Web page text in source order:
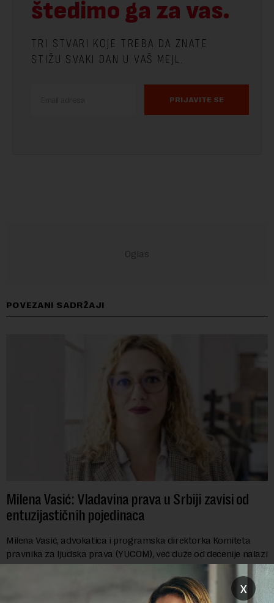
štedimo ga za vas.
TRI STVARI KOJE TREBA DA ZNATE
STIŽU SVAKI DAN U VAŠ MEJL.
PRIJAVITE SE
POVEZANI SADRŽAJI
Milena Vasić: Vladavina prava u Srbiji zavisi od
entuzijastičnih pojedinaca
Milena Vasić, advokatica i programska direktorka Komiteta
pravnika za ljudska prava (YUCOM), već duže od decenije nalazi
se na prvoj liniji odbrane građanskih sloboda,
marginalizovanih grupa, žrtava diskrimi...
x